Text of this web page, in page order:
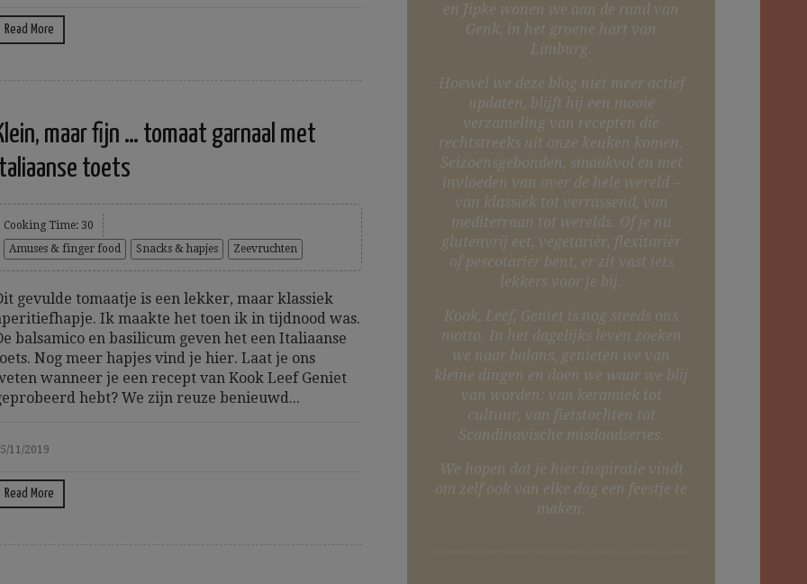
Read More
maar fijn … tomaat garnaal met
toets
Cooking Time: 30
Amuses & finger food
Snacks & hapjes Zeevruchten
gevulde tomaatje is een lekker, maar klassiek
Ik maakte het toen ik in tijdnood was.
balsamico en basilicum geven het een Italiaanse
Nog meer hapjes vind je hier. Laat je ons
wanneer je een recept van Kook Leef Geniet
hebt? We zijn reuze benieuwd...
11/2019
Read More
en Jipke wonen we aan de rand van
Genk, in het groene hart van
Limburg.
Hoewel we deze blog niet meer actief
updaten, blijft hij een mooie
verzameling van recepten die
rechtstreeks uit onze keuken komen.
Seizoensgebonden, smaakvol en met
invloeden van over de hele wereld –
van klassiek tot verrassend, van
mediterraan tot werelds. Of je nu
glutenvrij eet, vegetariër, flexitariër
of pescotariër bent, er zit vast iets
lekkers voor je bij.
Kook, Leef, Geniet is nog steeds ons
motto. In het dagelijks leven zoeken
we naar balans, genieten we van
kleine dingen en doen we waar we blij
van worden: van keramiek tot
cultuur, van fietstochten tot
Scandinavische misdaadseries.
We hopen dat je hier inspiratie vindt
om zelf ook van elke dag een feestje te
maken.